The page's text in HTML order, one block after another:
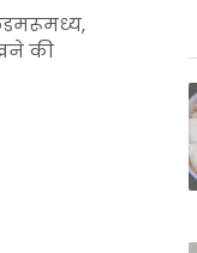
की